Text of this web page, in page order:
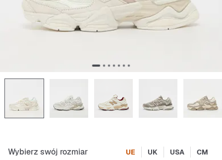
Wybierz swój rozmiar UE UK USA CM